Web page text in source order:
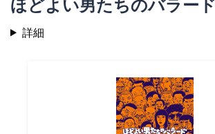
ほどよい男たちのバラード
詳細